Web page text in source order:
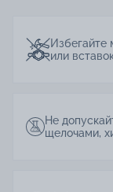
Избегайте
или
Не
щелочами,